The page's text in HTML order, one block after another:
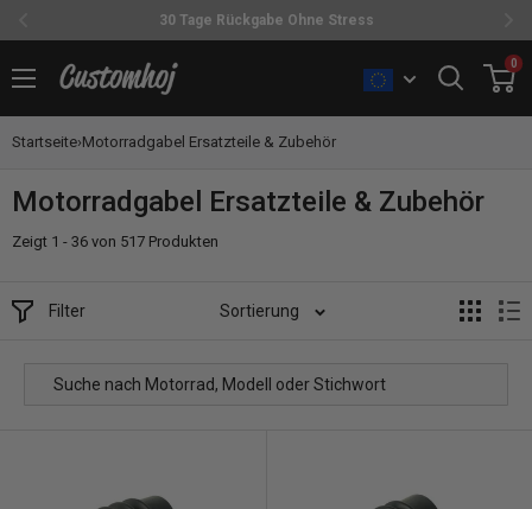
30 Tage Rückgabe Ohne Stress
zum
Inhalt
Customhoj
0
Startseite›Motorradgabel Ersatzteile & Zubehör
Motorradgabel Ersatzteile & Zubehör
Zeigt 1 - 36 von 517 Produkten
Filter Sortierung